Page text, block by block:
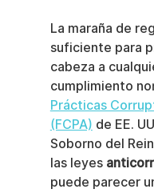
La maraña de
suficiente para
cabeza a
cumplimiento
Prácticas
(FCPA) de EE.
Soborno del
las leyes
puede parecer